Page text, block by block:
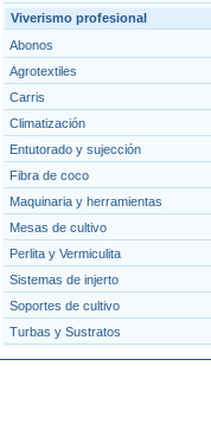
Viverismo profesional
Abonos
Agrotextiles
Carris
Climatización
Entutorado y sujección
Fibra de coco
Maquinaria y herramientas
Mesas de cultivo
Perlita y Vermiculita
Sistemas de injerto
Soportes de cultivo
Turbas y Sustratos